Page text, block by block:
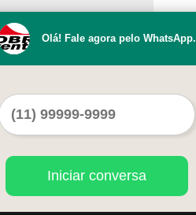
sem a autorização do autor. Crime de
Contato Mapa do site
Olá! Fale agora pelo WhatsApp.
Iniciar conversa